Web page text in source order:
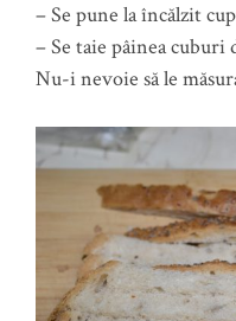
– Se pune la încălzit
– Se taie pâinea cuburi
Nu-i nevoie să le